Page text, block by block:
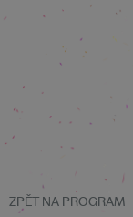
ZPĚT NA PROGRAM